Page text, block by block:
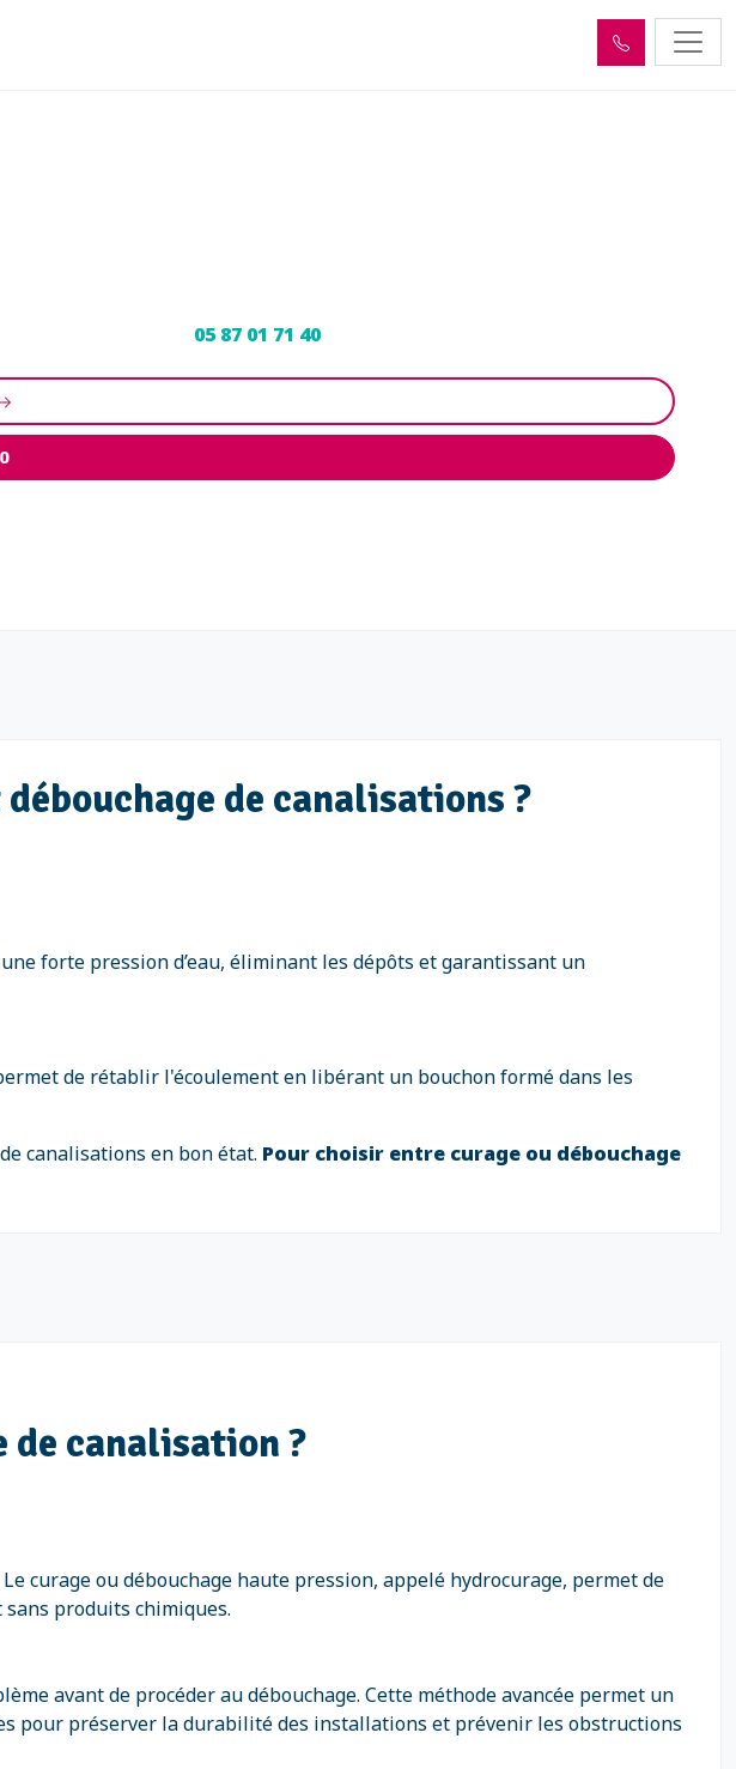
05 87 01 71 40
de canalisations ?
forte pression d’eau, éliminant les dépôts et garantissant un
de rétablir l'écoulement en libérant un bouchon formé dans les
canalisations en bon état. Pour choisir entre curage ou débouchage
de canalisation ?
curage ou débouchage haute pression, appelé hydrocurage, permet de
produits chimiques.
avant de procéder au débouchage. Cette méthode avancée permet un
pour préserver la durabilité des installations et prévenir les obstructions